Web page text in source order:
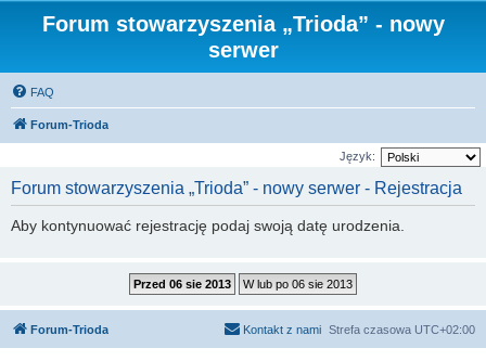
Forum stowarzyszenia „Trioda” - nowy
serwer
FAQ
Forum-Trioda
Język:
Forum stowarzyszenia „Trioda” - nowy serwer - Rejestracja
Aby kontynuować rejestrację podaj swoją datę urodzenia.
Forum-Trioda Strefa czasowa UTC+02:00
Kontakt z nami